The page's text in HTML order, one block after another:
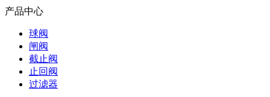
产品中心
球阀
闸阀
截止阀
止回阀
过滤器